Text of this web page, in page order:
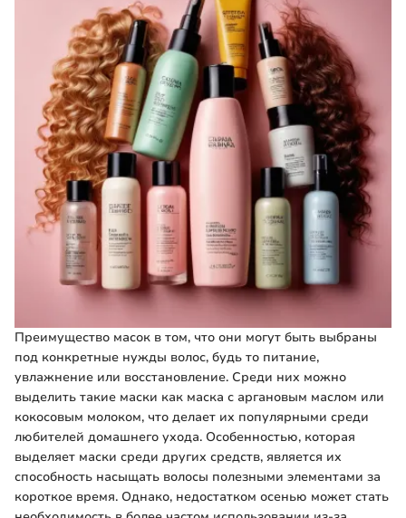
Преимущество масок в том, что они могут быть выбраны
под конкретные нужды волос, будь то питание,
увлажнение или восстановление. Среди них можно
выделить такие маски как маска с аргановым маслом или
кокосовым молоком, что делает их популярными среди
любителей домашнего ухода. Особенностью, которая
выделяет маски среди других средств, является их
способность насыщать волосы полезными элементами за
короткое время. Однако, недостатком осенью может стать